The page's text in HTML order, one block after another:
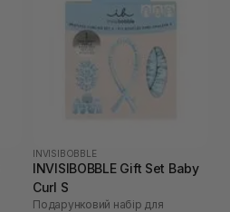
INVISIBOBBLE
INVISIBOBBLE Gift Set Baby
Curl S
Подарунковий набір для